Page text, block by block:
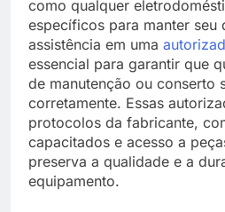
como qualquer
específicos para manter seu
assistência em uma
essencial para garantir que
de manutenção ou conserto
corretamente. Essas
protocolos da fabricante,
capacitados e acesso a
preserva a qualidade e a
equipamento.